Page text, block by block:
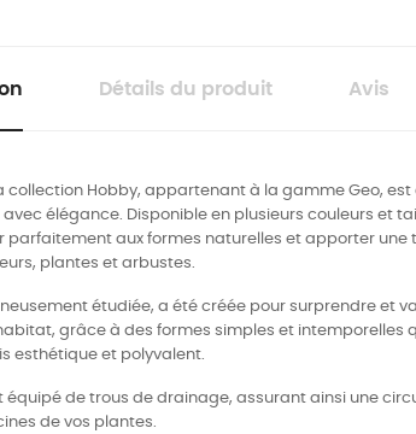
Détails du produit Avis
collection Hobby, appartenant à la gamme Geo, est
élégance. Disponible en plusieurs couleurs et
parfaitement aux formes naturelles et apporter une
plantes et arbustes.
étudiée, a été créée pour surprendre et
grâce à des formes simples et intemporelles
esthétique et polyvalent.
équipé de trous de drainage, assurant ainsi une
de vos plantes.